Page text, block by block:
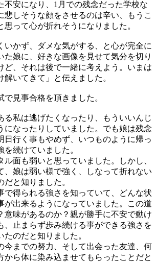
不安になり、1月での残念だった学校な
悲しそうな顔をさせるのは辛い、もうこ
思って心が折れそうになりました。
いかず、ダメな気がする、と心が完全に
た娘に、好きな画像を見せて気分を切り
ど、それは後で一緒に考えよう。いまは
解いてきて」と伝えました。
で見事合格を頂きました。
る私は逃げたくなったり、もういいんじ
になったりしていました。でも娘は残念
日行く事もやめず、いつものように帰っ
続けていました。
ル面も弱いと思っていました。しかし、
、娘は弱い様で強く、しなって折れない
と知りました。
で得られる強さを知っていて、どんな状
が出来るようになっていました。この道
意味があるのか？親が勝手に不安で動け
、止まらず歩み続ける事ができる強さを
のだと知りました。
今までの努力、そして出会った友達、何
から体に染み込ませてもらったことだと